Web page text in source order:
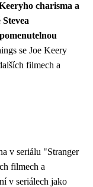
charisma a
se Joe Keery
filmech a
v seriálu "Stranger
filmech a
v seriálech jako